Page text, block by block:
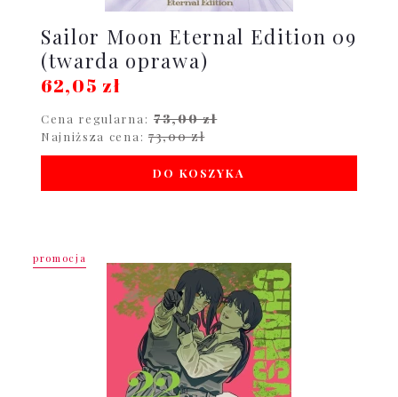
Sailor Moon Eternal Edition 09
(twarda oprawa)
62,05 zł
Cena regularna: 73,00 zł
Najniższa cena: 73,00 zł
DO KOSZYKA
promocja